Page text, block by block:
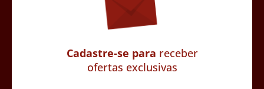
Cadastre-se para receber
ofertas exclusivas